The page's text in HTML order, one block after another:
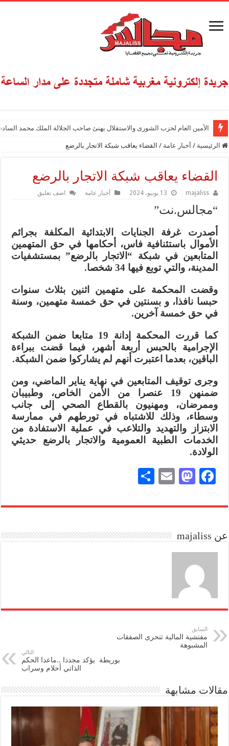
الأمين العام لحزب الشورى والاستقلال يهنئ صاحب الجلالة الملك محمد
الرئيسية / أخبار عامة / القضاء يعاقب شبكة الاتجار بالرضع
القضاء يعاقب شبكة الاتجار بالرضع
majaliss 13 يونيو، 2024 أخبار عامة اضف تعليق
“مجالس.نت”
أصدرت غرفة الجنايات الابتدائية المكلفة بجرائم
الأموال باستئنافية فاس، أحكامها في حق المتهمين
المتابعين في شبكة “الاتجار بالرضع” بمستشفيات
المدينة، والتي توبع فيها 34 شخصا.
وقضت المحكمة على متهمين اثنين بثلاث سنوات
حبسا نافذا، و بسنتين في حق خمسة متهمين، وسنة
في حق خمسة آخرين.
كما قررت المحكمة إدانة 19 متابعا ضمن الشبكة
الإجرامية بالحبس أربعة أشهر، فيما قضت ببراءة
الباقين، بعدما اعتبرت أنهم لم يشاركوا ضمن الشبكة.
وجرى توقيف المتابعين في نهاية يناير الماضي، ومن
ضمنهن 19 عنصرا من الأمن الخاص، وطبيبان
وممرضان، ومهنيون بالقطاع الصحي إلى جانب
وسطاء، وذلك للاشتباه في تورطهم في ممارسة
الابتزاز والتهديد والتلاعب في عملية الاستفادة من
الخدمات الطبية العمومية والاتجار بالرضع حديثي
الولادة.
Fa
bo
M
to
n
E
ail
re
عن majaliss
السابق
مفتشية المالية تتحرى الصفقات
المشبوهة
التالي
بوريطة يؤكد مجددا ..ماعدا الحكم
الذاتي أحلام وسراب
مقالات مشابهة